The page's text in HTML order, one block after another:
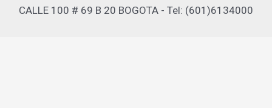
CALLE 100 # 69 B 20 BOGOTA - Tel: (601)6134000